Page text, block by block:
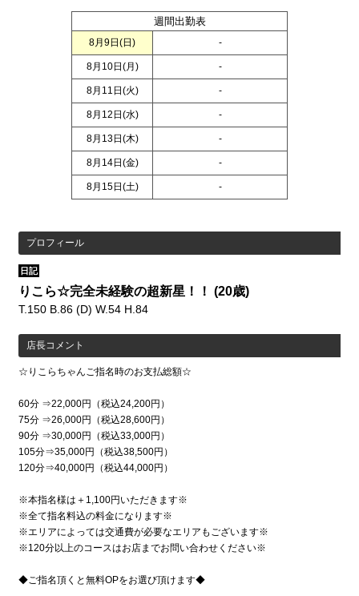
週間出勤表
8月9日(日) -
8月10日(月) -
8月11日(火) -
8月12日(水) -
8月13日(木) -
8月14日(金) -
8月15日(土) -
プロフィール
日記
りこら☆完全未経験の超新星！！(20歳)
T.150 B.86 (D) W.54 H.84
店長コメント
☆りこらちゃんご指名時のお支払総額☆
60分 ⇒22,000円（税込24,200円）
75分 ⇒26,000円（税込28,600円）
90分 ⇒30,000円（税込33,000円）
105分⇒35,000円（税込38,500円）
120分⇒40,000円（税込44,000円）
※本指名様は＋1,100円いただきます※
※全て指名料込の料金になります※
※エリアによっては交通費が必要なエリアもございます※
※120分以上のコースはお店までお問い合わせください※
◆ご指名頂くと無料OPをお選び頂けます◆